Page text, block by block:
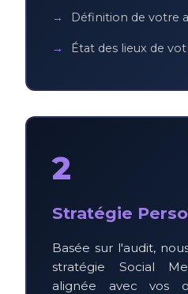
Définition de votre
État des lieux de
2
Stratégie
Basée sur l'audit,
stratégie Social
alignée avec vos